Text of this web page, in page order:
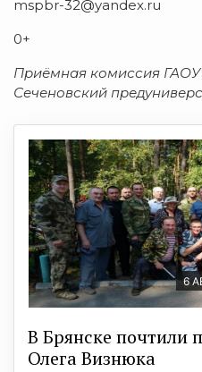
mspbr-32@yandex.ru
0+
Приёмная комиссия
Сеченовский
6
В Брянске почтили
Олега Визнюка